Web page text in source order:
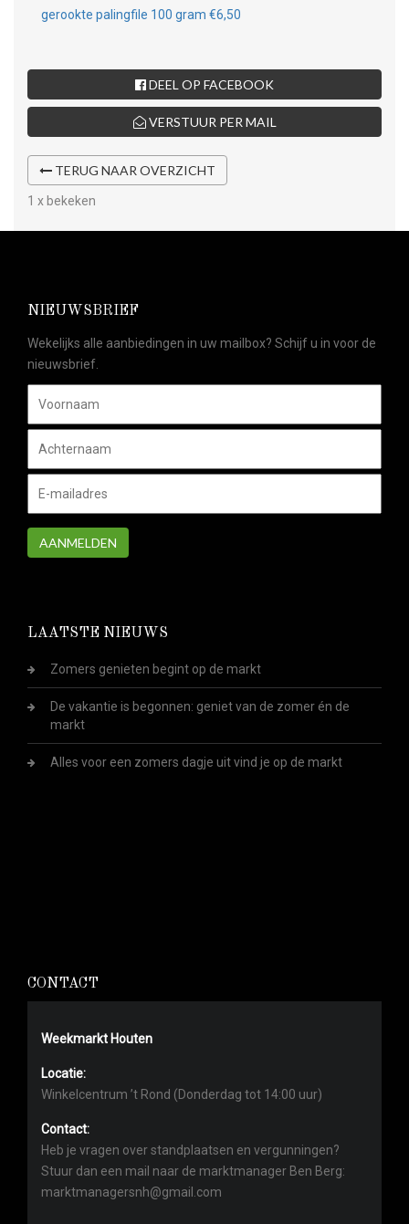
gerookte palingfile 100 gram €6,50
DEEL OP FACEBOOK
VERSTUUR PER MAIL
TERUG NAAR OVERZICHT
1 x bekeken
NIEUWSBRIEF
Wekelijks alle aanbiedingen in uw mailbox? Schijf u in voor de
nieuwsbrief.
AANMELDEN
LAATSTE NIEUWS
Zomers genieten begint op de markt
De vakantie is begonnen: geniet van de zomer én de
markt
Alles voor een zomers dagje uit vind je op de markt
CONTACT
Weekmarkt Houten
Locatie:
Winkelcentrum ’t Rond (Donderdag tot 14:00 uur)
Contact:
Heb je vragen over standplaatsen en vergunningen?
Stuur dan een mail naar de marktmanager Ben Berg:
marktmanagersnh@gmail.com